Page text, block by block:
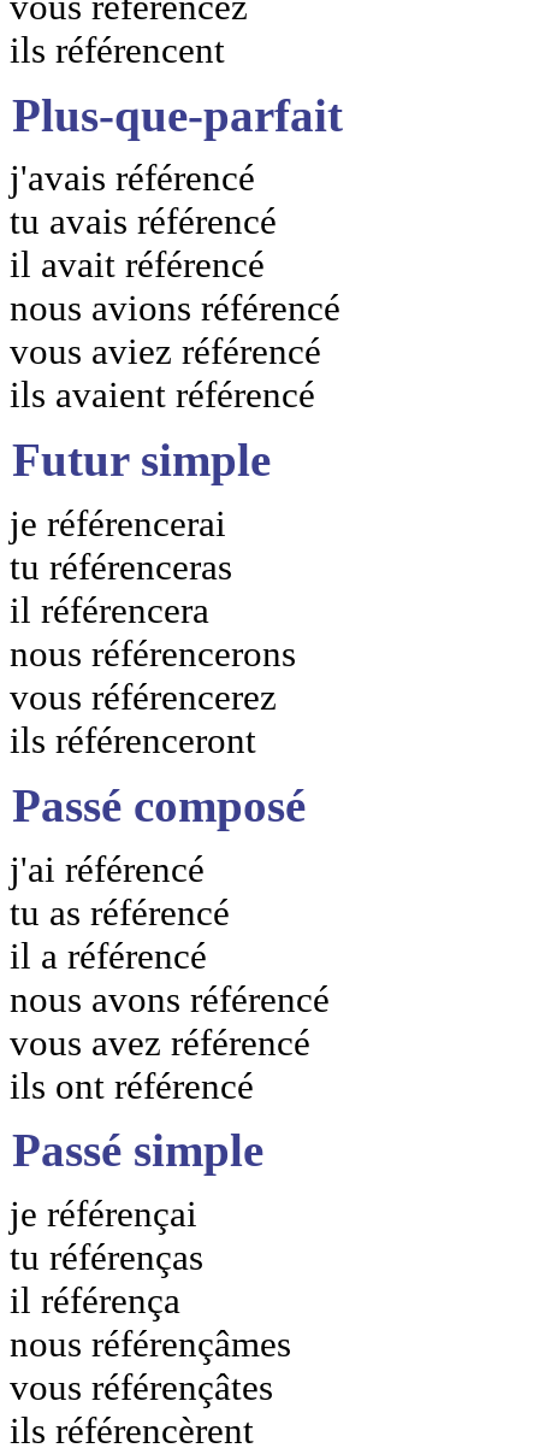
ils référencent
Plus-que-parfait
j'avais référencé
tu avais référencé
il avait référencé
nous avions référencé
vous aviez référencé
ils avaient référencé
Futur simple
je référencerai
tu référenceras
il référencera
nous référencerons
vous référencerez
ils référenceront
Passé composé
j'ai référencé
tu as référencé
il a référencé
nous avons référencé
vous avez référencé
ils ont référencé
Passé simple
je référençai
tu référenças
il référença
nous référençâmes
vous référençâtes
ils référencèrent